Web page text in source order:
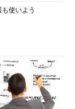
使いよう